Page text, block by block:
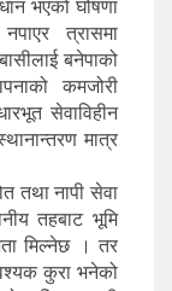
भएको घोषणा
त्रासमा
बनेपाको
कमजोरी
सेवाविहीन
मात्र
तथा नापी सेवा
तहबाट भूमि
मिल्नेछ । तर
कुरा भनेको